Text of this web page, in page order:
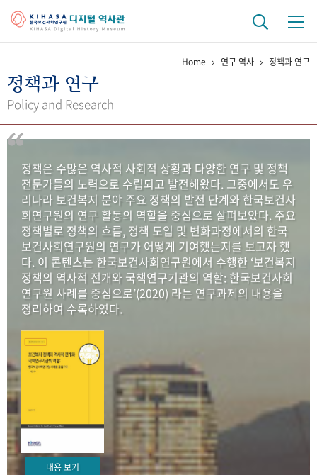
걸어온 길 기관 변천사
연구 역사
정책과 연구 키워드로 보는 연구 역사
연구자들
간행물 변천사
기록물 아카이브
사진 아카이브 문서 기록물 행정박물 영상 기록물
50+1주년 기념
성과 50선 숫자로 보는 50년
세계와 함께 한 KIHASA
VR 역사관
Home 연구 역사 정책과 연구
정책과 연구
Policy and Research
정책은 수많은 역사적 사회적 상황과 다양한 연구 및 정책
전문가들의 노력으로 수립되고 발전해왔다. 그중에서도 우
리나라 보건복지 분야 주요 정책의 발전 단계와 한국보건사
회연구원의 연구 활동의 역할을 중심으로 살펴보았다. 주요
정책별로 정책의 흐름, 정책 도입 및 변화과정에서의 한국
보건사회연구원의 연구가 어떻게 기여했는지를 보고자 했
다. 이 콘텐츠는 한국보건사회연구원에서 수행한 ‘보건복지
정책의 역사적 전개와 국책연구기관의 역할: 한국보건사회
연구원 사례를 중심으로’(2020) 라는 연구과제의 내용을
정리하여 수록하였다.
내용 보기